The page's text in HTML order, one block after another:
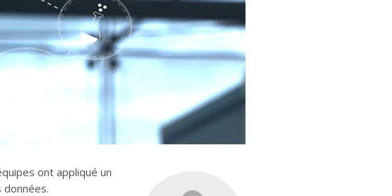
ont appliqué un